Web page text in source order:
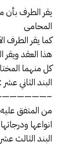
يقر الطرف
المحامى
كما يقر الطرف
هذا العقد
كل منهما
البند الثاني
من المتفق
انواعها
البند الثالث